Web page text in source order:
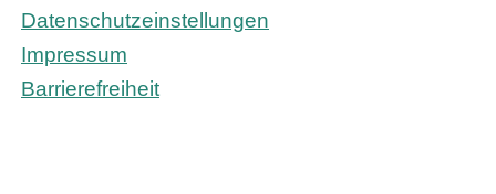
Datenschutzeinstellungen
Impressum
Barrierefreiheit